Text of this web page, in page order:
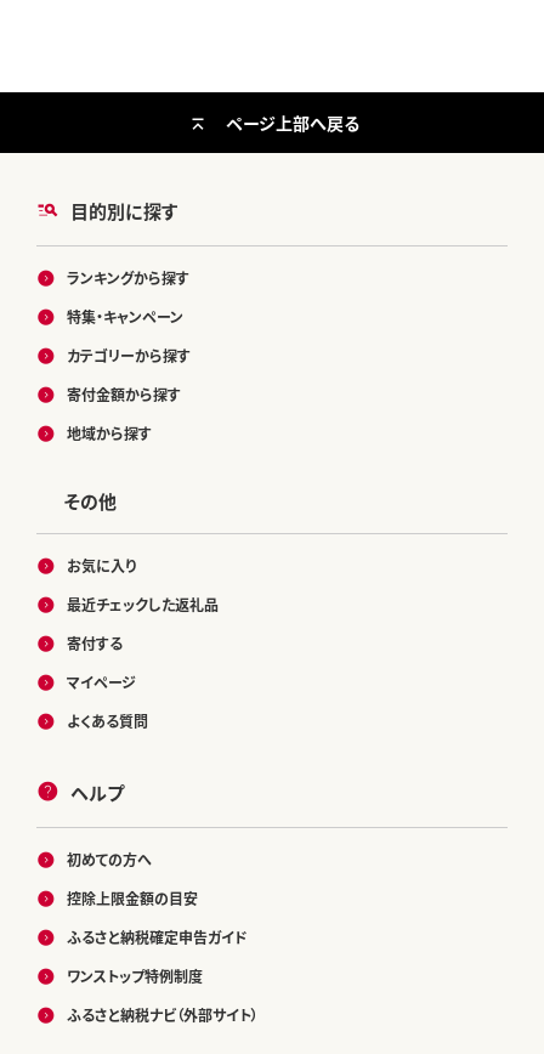
目的別に探す
ランキングから探す
特集・キャンペーン
カテゴリーから探す
寄付金額から探す
地域から探す
その他
お気に入り
最近チェックした返礼品
寄付する
マイページ
よくある質問
ヘルプ
初めての方へ
控除上限金額の目安
ふるさと納税確定申告ガイド
ワンストップ特例制度
ふるさと納税ナビ（外部サイト）
ページ上部へ戻る